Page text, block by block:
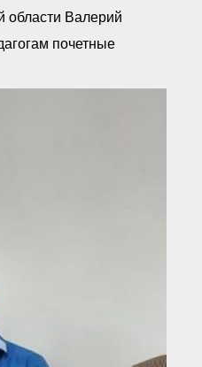
области Валерий
почетные